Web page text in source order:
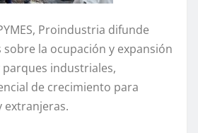
Proindustria difunde
la ocupación y expansión
parques industriales,
de crecimiento para
extranjeras.